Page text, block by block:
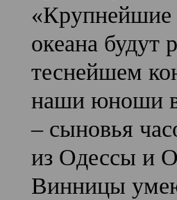
«Крупнейшие
океана будут
теснейшем
наши юноши
– сыновья
из Одессы и
Винницы